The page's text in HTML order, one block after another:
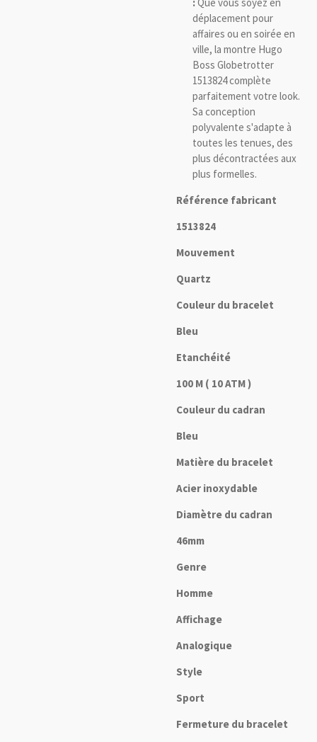
déplacement pour
affaires ou en soirée en
ville, la montre Hugo
Boss Globetrotter
1513824 complète
parfaitement votre look.
Sa conception
polyvalente s'adapte à
toutes les tenues, des
plus décontractées aux
plus formelles.
Référence fabricant
1513824
Mouvement
Quartz
Couleur du bracelet
Bleu
Etanchéité
100 M ( 10 ATM )
Couleur du cadran
Bleu
Matière du bracelet
Acier inoxydable
Diamètre du cadran
46mm
Genre
Homme
Affichage
Analogique
Style
Sport
Fermeture du bracelet